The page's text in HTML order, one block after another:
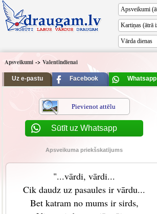
Vārda dienas
Apsveikumi -> Valentīndienai
Uz e-pastu Facebook Whatsapp
Pievienot attēlu
Sūtīt uz Whatsapp
Apsveikuma priekšskatījums
"...vārdi, vārdi...
Cik daudz uz pasaules ir vārdu...
Bet katram no mums ir sirds,